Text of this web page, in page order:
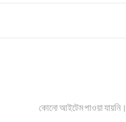
কোনো আইটেম পাওয়া যায়নি।